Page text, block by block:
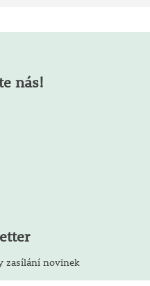
nás!
zasílání novinek